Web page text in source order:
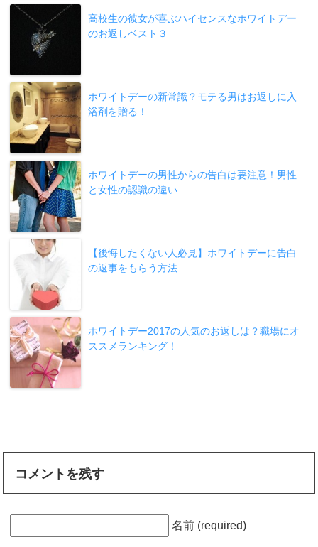
高校生の彼女が喜ぶハイセンスなホワイトデー
のお返しベスト３
ホワイトデーの新常識？モテる男はお返しに入
浴剤を贈る！
ホワイトデーの男性からの告白は要注意！男性
と女性の認識の違い
【後悔したくない人必見】ホワイトデーに告白
の返事をもらう方法
ホワイトデー2017の人気のお返しは？職場にオ
ススメランキング！
コメントを残す
名前 (required)